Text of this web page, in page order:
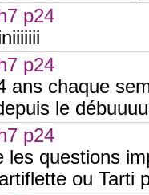
p24
p24
ans chaque
le
p24
les questions
ou Tarti